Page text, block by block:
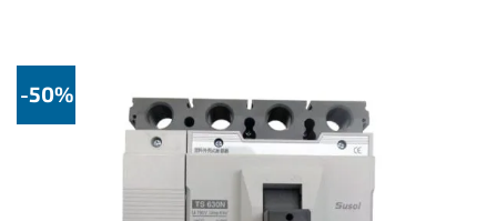
-50%